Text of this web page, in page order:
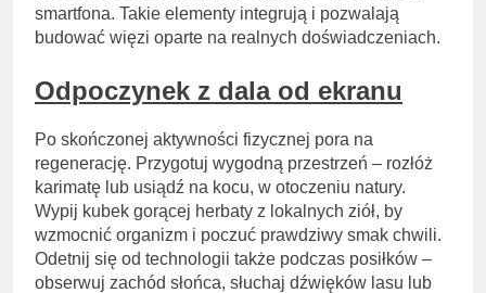
smartfona. Takie elementy integrują i pozwalają
budować więzi oparte na realnych doświadczeniach.
Odpoczynek z dala od ekranu
Po skończonej aktywności fizycznej pora na
regenerację. Przygotuj wygodną przestrzeń – rozłóż
karimatę lub usiądź na kocu, w otoczeniu natury.
Wypij kubek gorącej herbaty z lokalnych ziół, by
wzmocnić organizm i poczuć prawdziwy smak chwili.
Odetnij się od technologii także podczas posiłków –
obserwuj zachód słońca, słuchaj dźwięków lasu lub